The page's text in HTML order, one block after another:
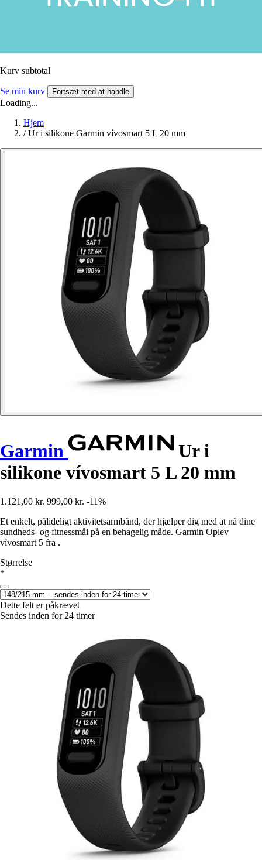
Kurv subtotal
Se min kurv Fortsæt med at handle
Loading...
Hjem
/ Ur i silikone Garmin vívosmart 5 L 20 mm
Garmin
Ur i
silikone vívosmart 5 L 20 mm
1.121,00 kr. 999,00 kr. -11%
Et enkelt, pålideligt aktivitetsarmbånd, der hjælper dig med at nå dine
sundheds- og fitnessmål på en behagelig måde. Garmin Oplev
vívosmart 5 fra .
Størrelse
*
Dette felt er påkrævet
Sendes inden for 24 timer